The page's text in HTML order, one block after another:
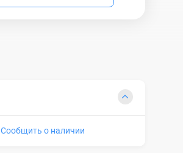
Сообщить о наличии